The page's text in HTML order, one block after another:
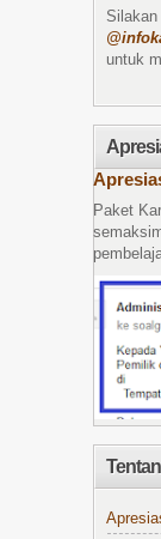
untuk
Paket